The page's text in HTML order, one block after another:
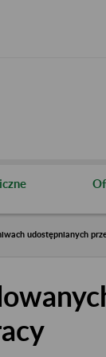
udostępnianych